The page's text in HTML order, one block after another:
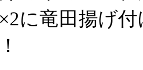
に竜田揚げ